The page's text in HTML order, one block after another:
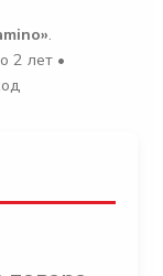
.
2 лет •